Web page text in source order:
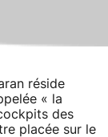
réside
« la
des
placée sur le